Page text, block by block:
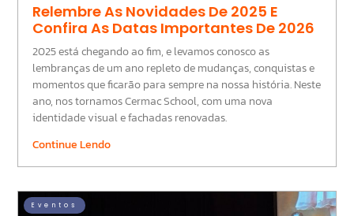
Relembre As Novidades De 2025 E
Confira As Datas Importantes De 2026
2025 está chegando ao fim, e levamos conosco as
lembranças de um ano repleto de mudanças, conquistas e
momentos que ficarão para sempre na nossa história. Neste
ano, nos tornamos Cermac School, com uma nova
identidade visual e fachadas renovadas.
Continue Lendo
Eventos